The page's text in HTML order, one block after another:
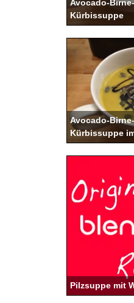
Avocado-
Kürbissuppe
Avocado-
Kürbissuppe
Pilzsuppe mit